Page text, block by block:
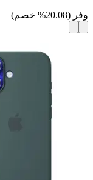
وفر (
20.08
% خصم)